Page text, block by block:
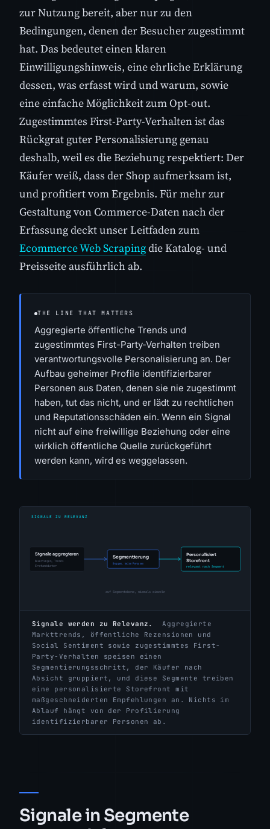
zur Nutzung bereit, aber nur zu den
Bedingungen, denen der Besucher zugestimmt
hat. Das bedeutet einen klaren
Einwilligungshinweis, eine ehrliche Erklärung
dessen, was erfasst wird und warum, sowie
eine einfache Möglichkeit zum Opt-out.
Zugestimmtes First-Party-Verhalten ist das
Rückgrat guter Personalisierung genau
deshalb, weil es die Beziehung respektiert: Der
Käufer weiß, dass der Shop aufmerksam ist,
und profitiert vom Ergebnis. Für mehr zur
Gestaltung von Commerce-Daten nach der
Erfassung deckt unser Leitfaden zum
Ecommerce Web Scrapingdie Katalog- und
Preisseite ausführlich ab.
THE LINE THAT MATTERS
Aggregierte öffentliche Trends und
zugestimmtes First-Party-Verhalten treiben
verantwortungsvolle Personalisierung an. Der
Aufbau geheimer Profile identifizierbarer
Personen aus Daten, denen sie nie zugestimmt
haben, tut das nicht, und er lädt zu rechtlichen
und Reputationsschäden ein. Wenn ein Signal
nicht auf eine freiwillige Beziehung oder eine
wirklich öffentliche Quelle zurückgeführt
werden kann, wird es weggelassen.
Signale werden zu Relevanz.
Aggregierte
Markttrends, öffentliche Rezensionen und
Social Sentiment sowie zugestimmtes First-
Party-Verhalten speisen einen
Segmentierungsschritt, der Käufer nach
Absicht gruppiert, und diese Segmente treiben
eine personalisierte Storefront mit
maßgeschneiderten Empfehlungen an. Nichts im
Ablauf hängt von der Profilierung
identifizierbarer Personen ab.
Signale in Segmente